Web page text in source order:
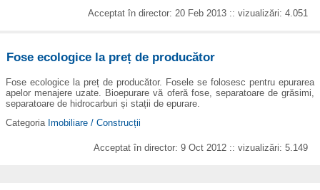
Acceptat în director: 20 Feb 2013 :: vizualizări: 4.051
Fose ecologice la preț de producător
Fose ecologice la preț de producător. Fosele se folosesc pentru epurarea
apelor menajere uzate. Bioepurare vă oferă fose, separatoare de grăsimi,
separatoare de hidrocarburi și stații de epurare.
Categoria Imobiliare / Construcții
Acceptat în director: 9 Oct 2012 :: vizualizări: 5.149